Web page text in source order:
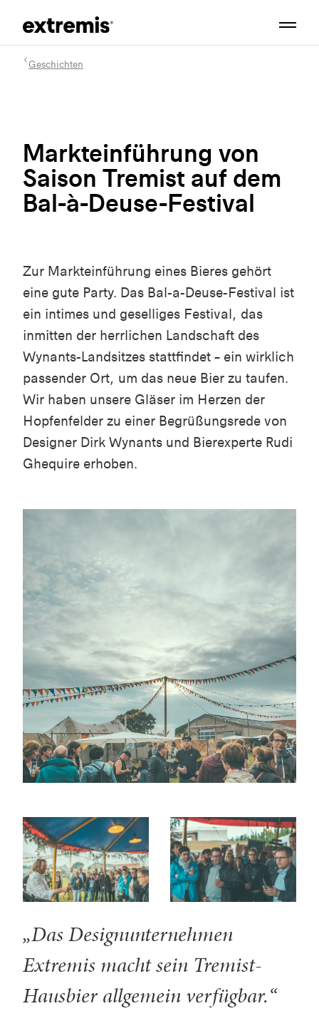
Geschichten
Markteinführung von
Saison Tremist auf dem
Bal-à-Deuse-Festival
Zur Markteinführung eines Bieres gehört
eine gute Party. Das Bal-a-Deuse-Festival ist
ein intimes und geselliges Festival, das
inmitten der herrlichen Landschaft des
Wynants-Landsitzes stattfindet – ein wirklich
passender Ort, um das neue Bier zu taufen.
Wir haben unsere Gläser im Herzen der
Hopfenfelder zu einer Begrüßungsrede von
Designer Dirk Wynants und Bierexperte Rudi
Ghequire erhoben.
„Das Designunternehmen
Extremis macht sein Tremist-
Hausbier allgemein verfügbar.“